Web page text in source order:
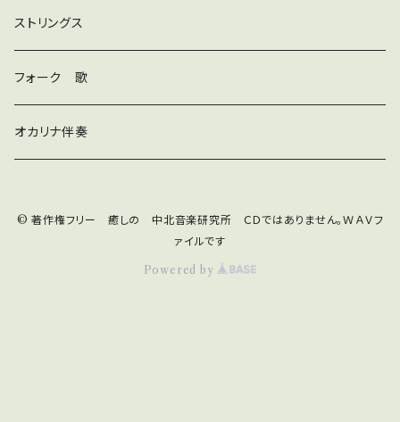
和風
京都
ストリングス
子ども
ストリングス
フォーク 歌
オカリナ伴奏
© 著作権フリー 癒しの 中北音楽研究所 ＣＤではありません。ＷＡＶフ
ァイルです
Powered by